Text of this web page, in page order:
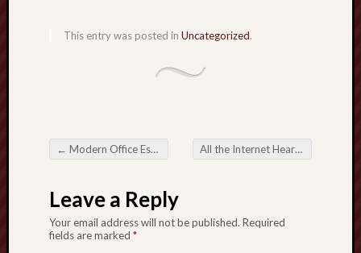
This entry was posted in Uncategorized.
Post navigation
← Modern Office Essentials You’ll Find at Officesta All the Internet Heart beat about Cutting-edge Online Slots Playing games Civilization
Leave a Reply
Your email address will not be published. Required
fields are marked *